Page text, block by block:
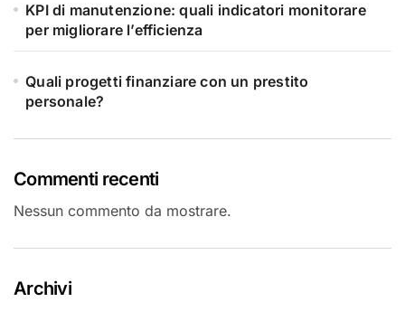
KPI di manutenzione: quali indicatori monitorare
per migliorare l’efficienza
Quali progetti finanziare con un prestito
personale?
Commenti recenti
Nessun commento da mostrare.
Archivi